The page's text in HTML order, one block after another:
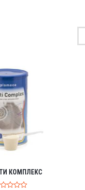
КОМПЛЕКС